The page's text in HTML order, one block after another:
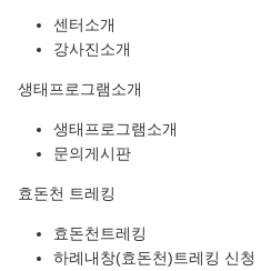
센터소개
강사진소개
생태프로그램소개
생태프로그램소개
문의게시판
효돈천 트레킹
효돈천트레킹
하례내창(효돈천)트레킹 신청